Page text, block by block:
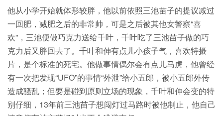
他从小学开始就体形较胖，他以前依照三池苗子的提议减过
一回肥，减肥之后的非常帅，可是之后被其他女警察“喜
欢”，三池便做巧克力送给千叶，千叶吃了三池苗子做的巧
克力后又胖回去了。千叶和伸有点儿小孩子气，喜欢特摄
片，是个标准的死宅。他做事情偶尔会有点儿马虎，他曾经
有一次把发现“UFO”的事情“外泄”给小五郎，被小五郎外传
造成骚乱；但要是碰到原则立场的现象，千叶和伸会变的特
别仔细，13年前三池苗子想闯灯过马路时被他制止，他自己